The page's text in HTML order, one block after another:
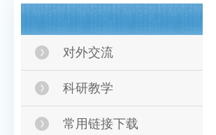
对外交流
科研教学
常用链接下载